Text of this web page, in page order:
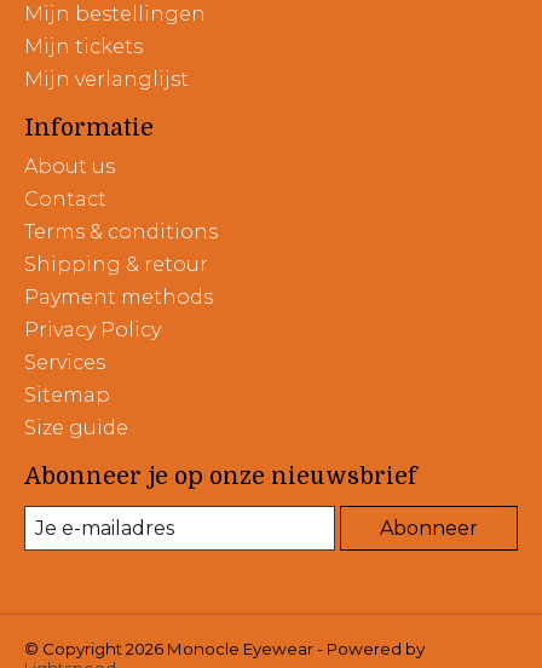
Mijn bestellingen
Mijn tickets
Mijn verlanglijst
Informatie
About us
Contact
Terms & conditions
Shipping & retour
Payment methods
Privacy Policy
Services
Sitemap
Size guide
Abonneer je op onze nieuwsbrief
Abonneer
© Copyright 2026 Monocle Eyewear - Powered by